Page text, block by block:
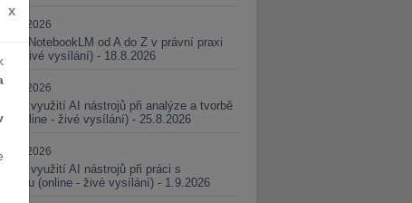
18.08.2026
a NotebookLM od A do Z v právní praxi
- živé vysílání) - 18.8.2026
využití AI nástrojů při analýze a tvorbě
(online - živé vysílání) - 25.8.2026
01.09.2026
využití AI nástrojů při práci s
(online - živé vysílání) - 1.9.2026
x